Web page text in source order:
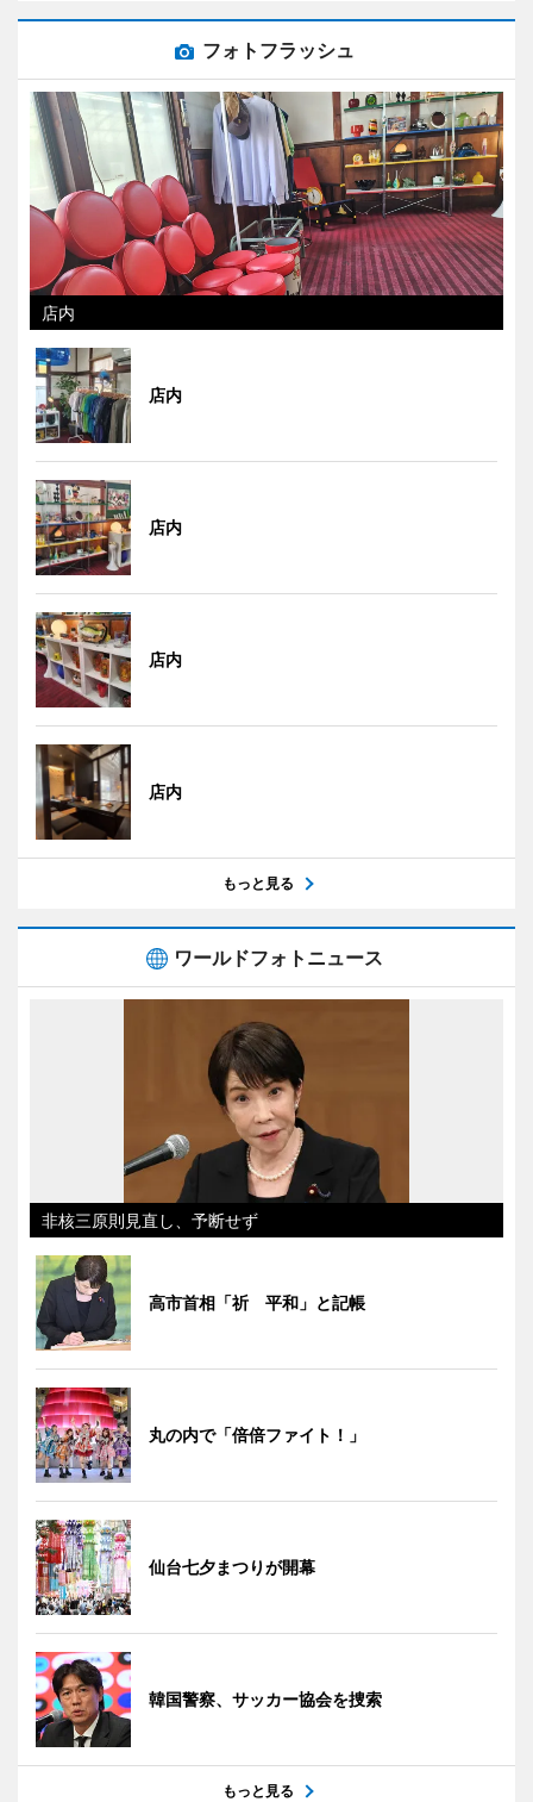
フォトフラッシュ
店内
店内
店内
店内
店内
もっと見る
ワールドフォトニュース
非核三原則見直し、予断せず
高市首相「祈 平和」と記帳
丸の内で「倍倍ファイト！」
仙台七夕まつりが開幕
韓国警察、サッカー協会を捜索
もっと見る